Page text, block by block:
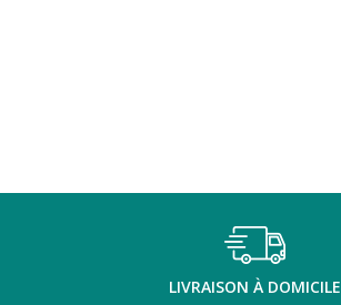
LIVRAISON À DOMICILE